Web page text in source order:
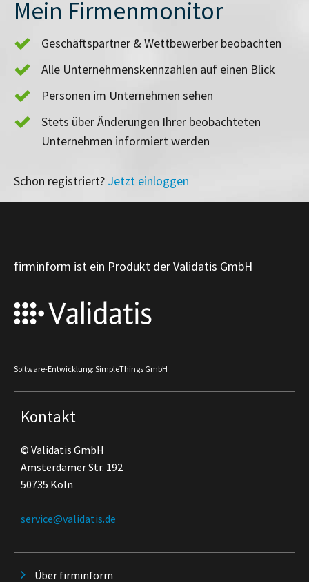
Mein Firmenmonitor
Geschäftspartner & Wettbewerber beobachten
Alle Unternehmenskennzahlen auf einen Blick
Personen im Unternehmen sehen
Stets über Änderungen Ihrer beobachteten
Unternehmen informiert werden
Schon registriert? Jetzt einloggen
firminform ist ein Produkt der Validatis GmbH
Software-Entwicklung: SimpleThings GmbH
Kontakt
© Validatis GmbH
Amsterdamer Str. 192
50735 Köln
service@validatis.de
Über firminform